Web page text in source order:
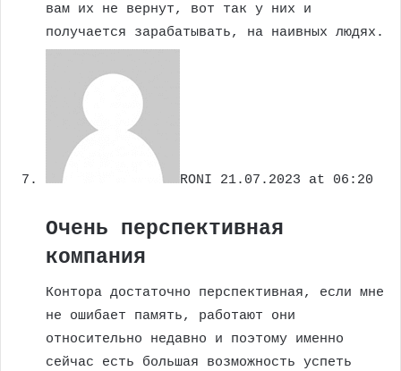
вам их не вернут, вот так у них и
получается зарабатывать, на наивных людях.
RONI 21.07.2023 at 06:20
Очень перспективная
компания
Контора достаточно перспективная, если мне
не ошибает память, работают они
относительно недавно и поэтому именно
сейчас есть большая возможность успеть